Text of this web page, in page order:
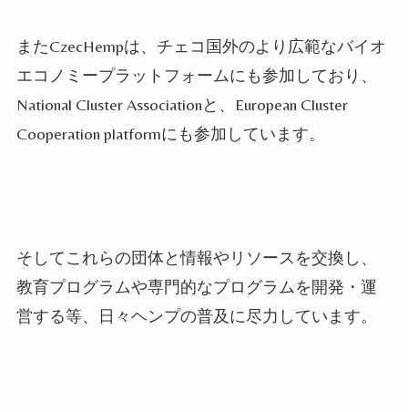
またCzecHempは、チェコ国外のより広範なバイオ
エコノミープラットフォームにも参加しており、
National Cluster Associationと、European Cluster
Cooperation platformにも参加しています。
そしてこれらの団体と情報やリソースを交換し、
教育プログラムや専門的なプログラムを開発・運
営する等、日々ヘンプの普及に尽力しています。